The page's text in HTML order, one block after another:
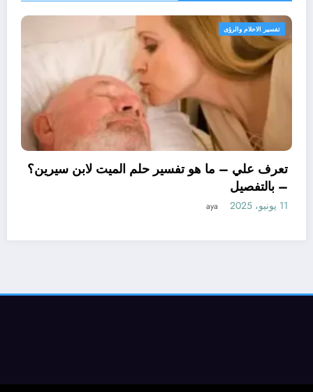
الاحلام والرؤى
علي – ما هو تأويل ابن سيرين لتفسير حلم